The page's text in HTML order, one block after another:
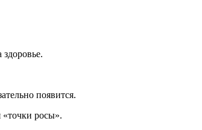
появится.
«точки росы».